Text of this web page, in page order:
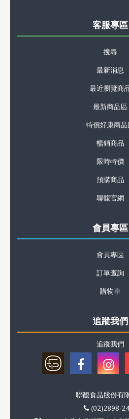
客服專區
搜尋
最新消息
最近瀏覽商
最新商品區
特價好康商
暢銷商品
限時特價
預購商品
聯馥官網
會員專區
會員專區
訂單查詢
購物車
追蹤我們
追蹤我們
聯馥食品股份有
(02)2898-